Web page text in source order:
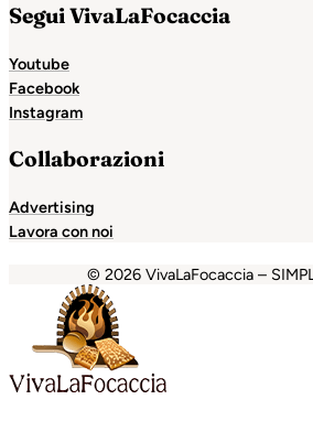
Segui VivaLaFocaccia
Youtube
Facebook
Instagram
Collaborazioni
Advertising
Lavora con noi
© 2026 VivaLaFocaccia –
Holiganbet